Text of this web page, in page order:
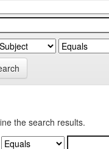
the search results.